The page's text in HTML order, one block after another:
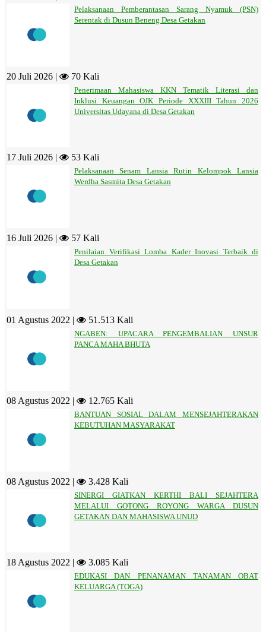
Pelaksanaan Pemberantasan Sarang Nyamuk (PSN)
Serentak di Dusun Beneng Desa Getakan
20 Juli 2026 | 70 Kali
Penerimaan Mahasiswa KKN Tematik Literasi dan
Inklusi Keuangan OJK Periode XXXIII Tahun 2026
Universitas Udayana di Desa Getakan
17 Juli 2026 | 53 Kali
Pelaksanaan Senam Lansia Rutin Kelompok Lansia
Werdha Sasmita Desa Getakan
16 Juli 2026 | 57 Kali
Penilaian Verifikasi Lomba Kader Inovasi Terbaik di
Desa Getakan
01 Agustus 2022 | 51.513 Kali
NGABEN: UPACARA PENGEMBALIAN UNSUR
PANCA MAHA BHUTA
08 Agustus 2022 | 12.765 Kali
BANTUAN SOSIAL DALAM MENSEJAHTERAKAN
KEBUTUHAN MASYARAKAT
08 Agustus 2022 | 3.428 Kali
SINERGI GIATKAN KERTHI BALI SEJAHTERA
MELALUI GOTONG ROYONG WARGA DUSUN
GETAKAN DAN MAHASISWA UNUD
18 Agustus 2022 | 3.085 Kali
EDUKASI DAN PENANAMAN TANAMAN OBAT
KELUARGA (TOGA)